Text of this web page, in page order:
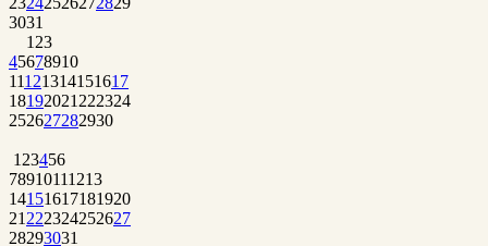
3031
1 23
45678910
11121314151617
18192021 222324
252627282930
1 23456
78910111213
14151617181920
21 222324252627
28293031